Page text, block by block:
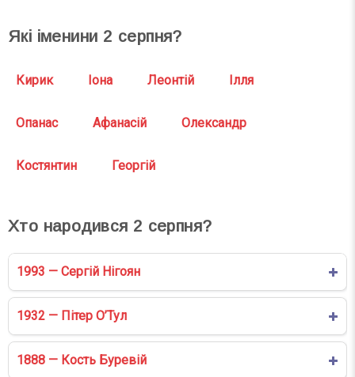
Які іменини 2 серпня?
Кирик Іона Леонтій Ілля
Опанас Афанасій Олександр
Костянтин Георгій
Хто народився 2 серпня?
1993 — Сергій Нігоян
1932 — Пітер О’Тул
1888 — Кость Буревій